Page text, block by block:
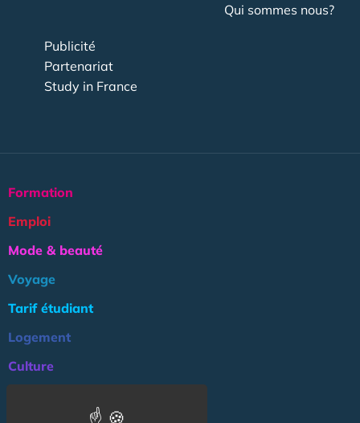
Qui sommes nous?
Publicité
Partenariat
Study in France
Formation
Emploi
Mode & beauté
Voyage
Tarif étudiant
Logement
Culture